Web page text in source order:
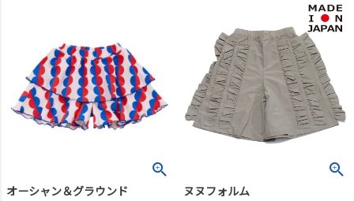
オーシャン＆グラウンド ヌヌフォルム